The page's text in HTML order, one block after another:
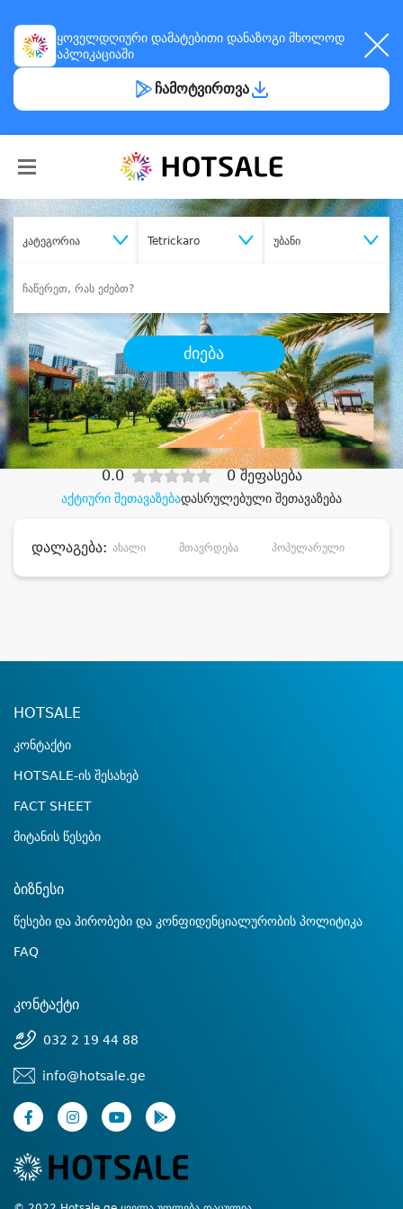
ყოველდღიური დამატებითი დანაზოგი მხოლოდ
აპლიკაციაში
ჩამოტვირთვა
კატეგორია Tetrickaro უბანი
ძიება
შეიძინესასურველი მომსახურება
დიდი დანაზოგით
აქტიური შეთავაზებადასრულებული შეთავაზება
0.0 0 შეფასება
დალაგება: ახალი მთავრდება პოპულარული
HOTSALE
კონტაქტი
HOTSALE-ის შესახებ
FACT SHEET
მიტანის წესები
ბიზნესი
წესები და პირობები და კონფიდენციალურობის პოლიტიკა
FAQ
კონტაქტი
032 2 19 44 88
info@hotsale.ge